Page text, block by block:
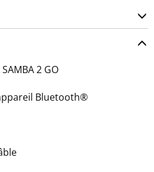
2 GO
Bluetooth®